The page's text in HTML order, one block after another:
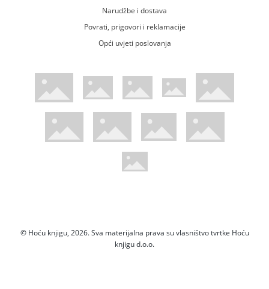
Narudžbe i dostava
Povrati, prigovori i reklamacije
Opći uvjeti poslovanja
WsPay web stranicaMaestro web stranicaMastercard web stranicaAmerican Express web stranica
Visa web stranica
Diners web stranicaTrustwave certificiranoMastercard sigurnosni kod web
Pci Dss certificirano
Verified by Visa web stranica
© Hoću knjigu, 2026. Sva materijalna prava su vlasništvo tvrtke Hoću
knjigu d.o.o.